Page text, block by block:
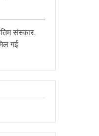
संस्कार,
गई